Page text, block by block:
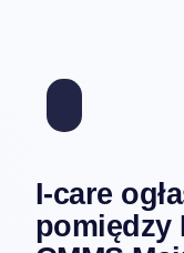
I-care
pomiędzy